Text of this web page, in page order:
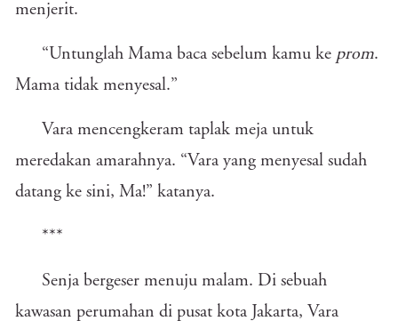
menjerit.
“Untunglah Mama baca sebelum kamu ke prom.
Mama tidak menyesal.”
Vara mencengkeram taplak meja untuk
meredakan amarahnya. “Vara yang menyesal sudah
datang ke sini, Ma!” katanya.
***
Senja bergeser menuju malam. Di sebuah
kawasan perumahan di pusat kota Jakarta, Vara